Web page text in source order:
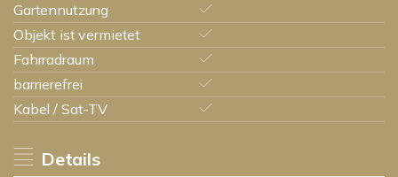
Gartennutzung
Objekt ist vermietet
Fahrradraum
barrierefrei
Kabel / Sat-TV
Details